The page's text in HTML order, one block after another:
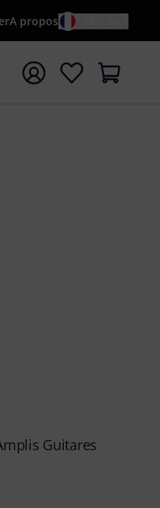
A propos
recherche
Guitares